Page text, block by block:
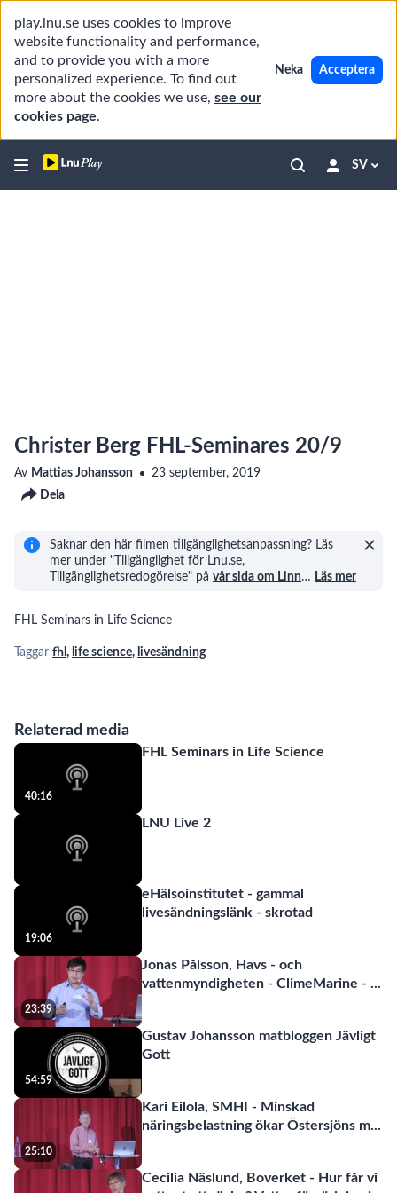
play.lnu.se uses cookies to improve
website functionality and performance,
and to provide you with a more
personalized experience. To find out
more about the cookies we use, see our
cookies page.
Neka Acceptera
SV
Relaterad media
40:16
FHL Seminars in Life Science
LNU Live 2
19:06
eHälsoinstitutet - gammal
livesändningslänk - skrotad
23:39
Jonas Pålsson, Havs - och
vattenmyndigheten - ClimeMarine - ...
54:59
Gustav Johansson matbloggen Jävligt
Gott
25:10
Kari Eilola, SMHI - Minskad
näringsbelastning ökar Östersjöns m...
Cecilia Näslund, Boverket - Hur får vi
Christer Berg FHL-Seminares 20/9
Av Mattias Johansson
23 september, 2019
Dela
Saknar den här filmen tillgänglighetsanpassning? Läs
mer under "Tillgänglighet för Lnu.se,
Tillgänglighetsredogörelse" på vår sida om Linn… Läs mer
FHL Seminars in Life Science
Taggar fhl , life science, livesändning